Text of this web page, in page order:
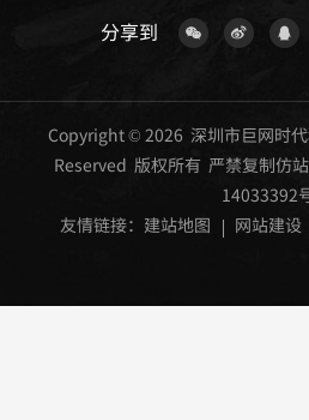
分享到
Copyright © 2026 深圳市巨网时
Reserved 版权所有 严禁复制仿
14033392
友情链接： 建站地图 网站建设